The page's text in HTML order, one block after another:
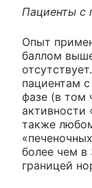
Пациенты с
Опыт
баллом
пациентам
фазе (в том
активности
также
более чем в
границей